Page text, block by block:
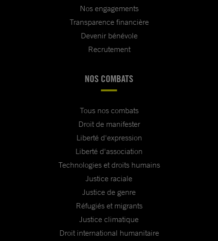
Nos engagements
Transparence financière
Devenir bénévole
Recrutement
NOS COMBATS
Tous nos combats
Droit de manifester
Liberté d'expression
Liberté d'association
Technologies et droits humains
Justice raciale
Justice de genre
Réfugiés et migrants
Justice climatique
Droit international humanitaire